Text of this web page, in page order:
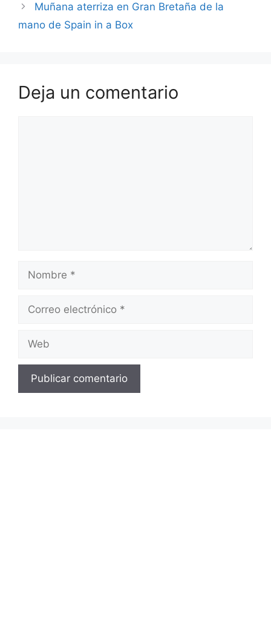
Muñana aterriza en Gran Bretaña de la
mano de Spain in a Box
Deja un comentario
Nombre
Correo
Web